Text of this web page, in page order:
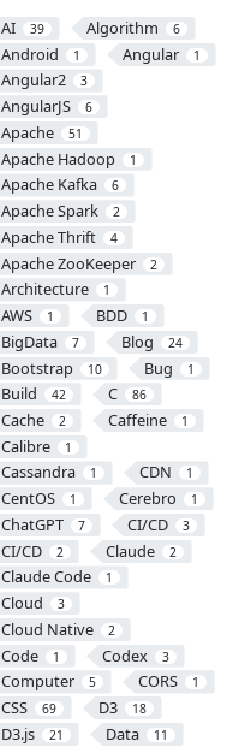
AI 39 Algorithm 6
Android 1 Angular 1
Angular2 3
AngularJS 6
Apache 51
Apache Hadoop 1
Apache Kafka 6
Apache Spark 2
Apache Thrift 4
Apache ZooKeeper 2
Architecture 1
AWS 1 BDD 1
BigData 7 Blog 24
Bootstrap 10 Bug 1
Build 42 C 86
Cache 2 Caffeine 1
Calibre 1
Cassandra 1 CDN 1
CentOS 1 Cerebro 1
ChatGPT 7 CI/CD 3
CI/CD 2 Claude 2
Claude Code 1
Cloud 3
Cloud Native 2
Code 1 Codex 3
Computer 5 CORS 1
CSS 69 D3 18
D3.js 21 Data 11